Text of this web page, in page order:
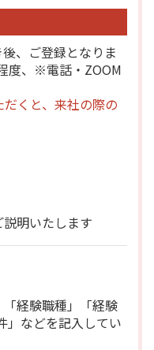
、ご登録となりま
度、※電話・ZOOM
くと、来社の際の
明いたします
経験職種」「経験
」などを記入してい